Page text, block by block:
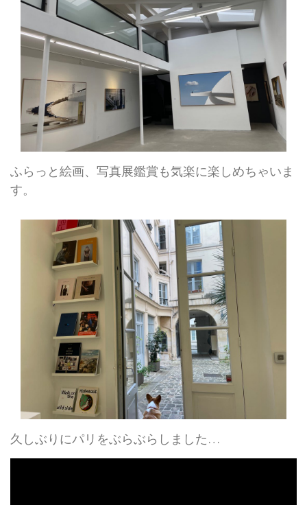
ふらっと絵画、写真展鑑賞も気楽に楽しめちゃいま
す。
久しぶりにパリをぶらぶらしました…